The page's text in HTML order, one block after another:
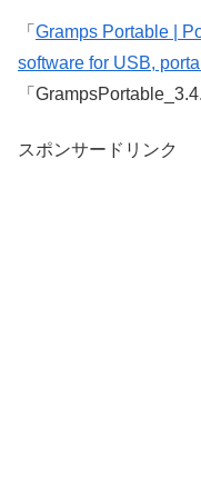
「 Gramps Portable |
software for USB,
「
スポンサードリンク